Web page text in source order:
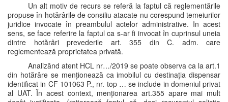
Un alt motiv de recurs se referă la faptul că reglementările
propuse în hotărârile de consiliu atacate nu corespund temeiurilor
juridice invocate în preambulul actelor administrative. In acest
sens, se face referire la faptul ca s-ar fi invocat în cuprinsul uneia
dintre hotărâri prevederile art. 355 din C. adm. care
reglementează proprietatea privată.
Analizând atent HCL nr…/2019 se poate observa ca la art.1
din hotărâre se menționează ca imobilul cu destinația dispensar
identificat in CF 101063 P., nr. top … se include in domeniul privat
al UAT. În acest context, menționarea art.355 apare mai mult